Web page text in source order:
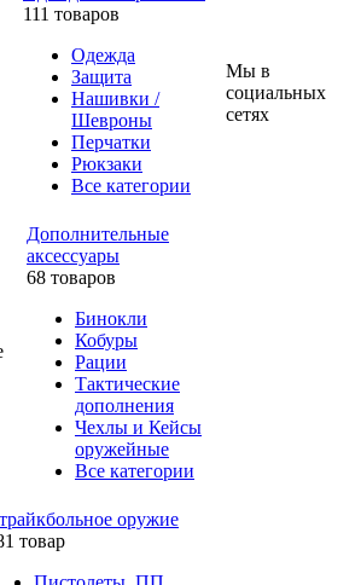
111 товаров
Одежда
Защита
Нашивки /
Шевроны
Перчатки
Рюкзаки
Все категории
Дополнительные
аксессуары
68 товаров
Бинокли
Кобуры
Рации
Тактические
дополнения
Чехлы и Кейсы
оружейные
Все категории
оружие
товар
Мы в
социальных
сетях